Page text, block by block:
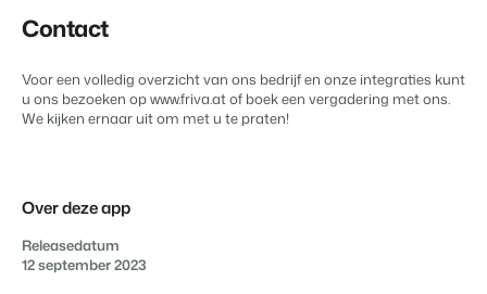
Contact
Voor een volledig overzicht van ons bedrijf en onze integraties kunt
u ons bezoeken opwww.friva.atof boek een vergadering met ons.
We kijken ernaar uit om met u te praten!
Over deze app
Releasedatum
12 september 2023